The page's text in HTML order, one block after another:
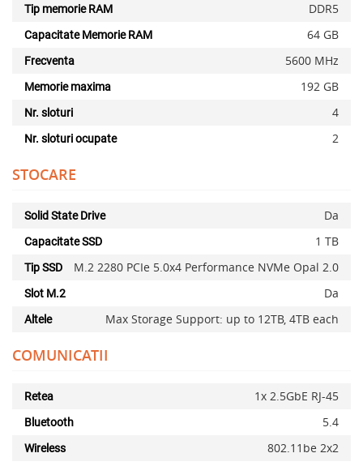
Tip memorie RAM DDR5
Capacitate Memorie RAM 64 GB
Frecventa 5600 MHz
Memorie maxima 192 GB
Nr. sloturi 4
Nr. sloturi ocupate 2
STOCARE
Solid State Drive Da
Capacitate SSD 1 TB
Tip SSD M.2 2280 PCIe 5.0x4 Performance NVMe Opal 2.0
Slot M.2 Da
Altele Max Storage Support: up to 12TB, 4TB each
COMUNICATII
Retea 1x 2.5GbE RJ-45
Bluetooth 5.4
Wireless 802.11be 2x2